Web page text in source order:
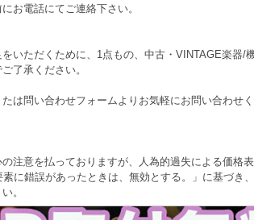
お電話にてご連絡下さい。
いただくために、1点もの、中古・VINTAGE楽器/
了承ください。
は問い合わせフォームよりお気軽にお問い合わせ
注意を払っておりますが、人為的過失による価格
に錯誤があったときは、無効とする。」に基づき
。